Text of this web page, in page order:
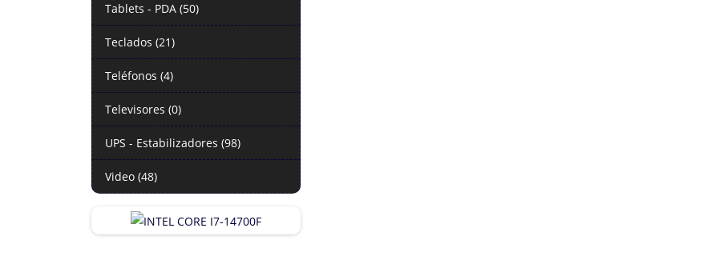
Tablets - PDA (50)
Teclados (21)
Teléfonos (4)
Televisores (0)
UPS - Estabilizadores (98)
Video (48)